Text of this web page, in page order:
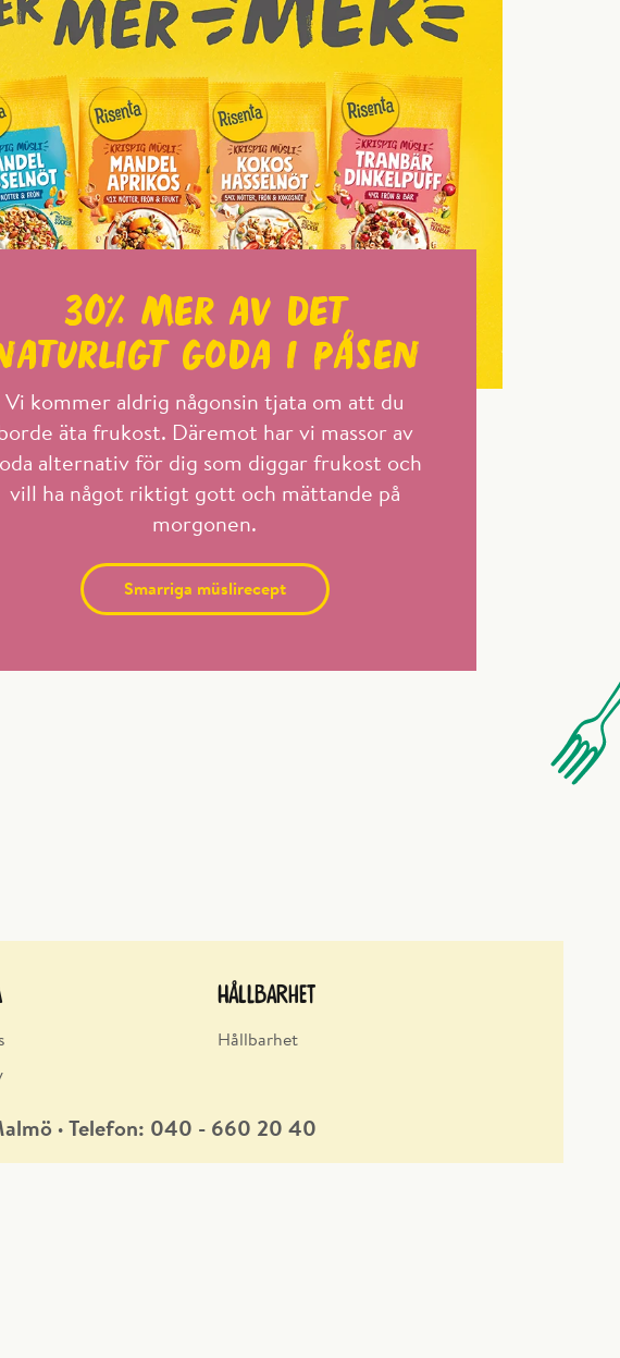
30% Mer av det
goda i påsen
Vi kommer aldrig någonsin tjata om att du
äta frukost. Däremot har vi massor av
alternativ för dig som diggar frukost och
vill ha något riktigt gott och mättande på
morgonen.
Smarriga müslirecept
Hållbarhet
Hållbarhet
∙ Telefon: 040 - 660 20 40